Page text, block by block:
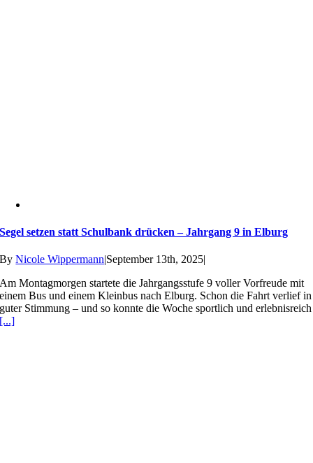
Segel setzen statt Schulbank drücken – Jahrgang 9 in Elburg
ByNicole Wippermann|September 13th, 2025|
Am Montagmorgen startete die Jahrgangsstufe 9 voller Vorfreude mit
einem Bus und einem Kleinbus nach Elburg. Schon die Fahrt verlief in
guter Stimmung – und so konnte die Woche sportlich und erlebnisreich
[...]